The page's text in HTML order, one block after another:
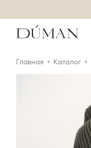
Главная Каталог